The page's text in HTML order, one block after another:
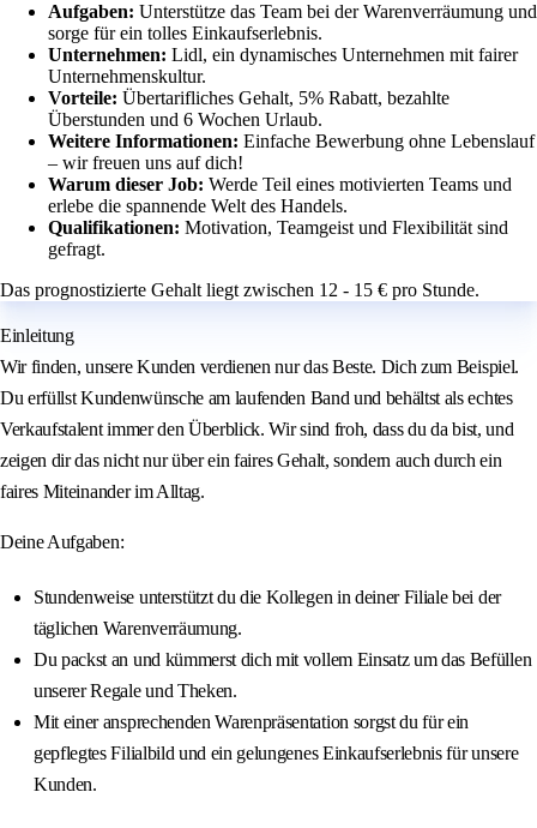
Aufgaben: Unterstütze das Team bei der Warenverräumung und
sorge für ein tolles Einkaufserlebnis.
Unternehmen: Lidl, ein dynamisches Unternehmen mit fairer
Unternehmenskultur.
Vorteile: Übertarifliches Gehalt, 5% Rabatt, bezahlte
Überstunden und 6 Wochen Urlaub.
Weitere Informationen: Einfache Bewerbung ohne Lebenslauf
– wir freuen uns auf dich!
Warum dieser Job: Werde Teil eines motivierten Teams und
erlebe die spannende Welt des Handels.
Qualifikationen: Motivation, Teamgeist und Flexibilität sind
gefragt.
Das prognostizierte Gehalt liegt zwischen 12 - 15 € pro Stunde.
Einleitung
Wir finden, unsere Kunden verdienen nur das Beste. Dich zum Beispiel.
Du erfüllst Kundenwünsche am laufenden Band und behältst als echtes
Verkaufstalent immer den Überblick. Wir sind froh, dass du da bist, und
zeigen dir das nicht nur über ein faires Gehalt, sondern auch durch ein
faires Miteinander im Alltag.
Deine Aufgaben:
Stundenweise unterstützt du die Kollegen in deiner Filiale bei der
täglichen Warenverräumung.
Du packst an und kümmerst dich mit vollem Einsatz um das Befüllen
unserer Regale und Theken.
Mit einer ansprechenden Warenpräsentation sorgst du für ein
gepflegtes Filialbild und ein gelungenes Einkaufserlebnis für unsere
Kunden.